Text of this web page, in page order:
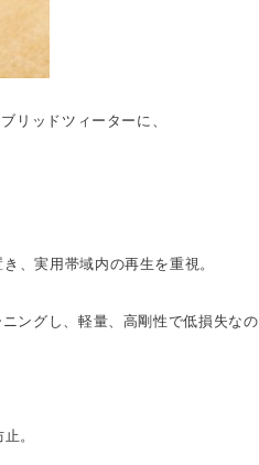
リッドツィーターに、
、実用帯域内の再生を重視。
ングし、軽量、高剛性で低損失なの
。